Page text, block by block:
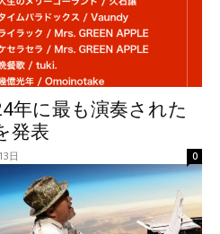
年に最も演奏された
発表
日 0